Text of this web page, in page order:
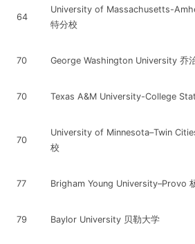
64
University of Massachusetts-
特分校
70 George Washington University 乔
70 Texas A&M University-College
70
University of Minnesota–Twin
校
77 Brigham Young University–Provo
79 Baylor University 贝勒大学